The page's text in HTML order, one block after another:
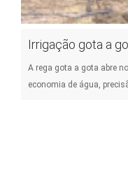
Planeamento
Irrigação gota a
A rega gota a gota abre
economia de água,